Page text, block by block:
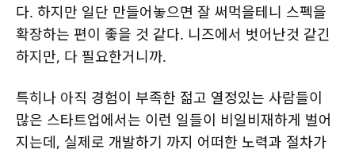
다. 하지만 일단 만들어놓으면 잘 써먹을테니 스펙을
확장하는 편이 좋을 것 같다. 니즈에서 벗어난것 같긴
하지만, 다 필요한거니까.
특히나 아직 경험이 부족한 젊고 열정있는 사람들이
많은 스타트업에서는 이런 일들이 비일비재하게 벌어
지는데, 실제로 개발하기 까지 어떠한 노력과 절차가